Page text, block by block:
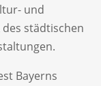
und
städtischen
Bayerns